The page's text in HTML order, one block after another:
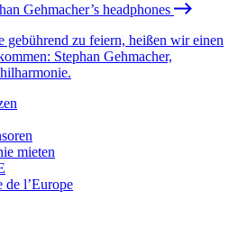
Gehmacher’s headphones
gebührend zu feiern, heißen wir einen
Stephan Gehmacher,
mieten
de l’Europe